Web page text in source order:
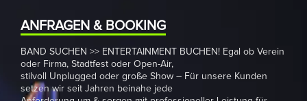
REFERENZEN
DOWNLOADS
KONTAKT
ANFRAGEN & BOOKING
BAND SUCHEN >> ENTERTAINMENT BUCHEN! Egal ob Verein
oder Firma, Stadtfest oder Open-Air,
stilvoll Unplugged oder große Show – Für unsere Kunden
setzen wir seit Jahren beinahe jede